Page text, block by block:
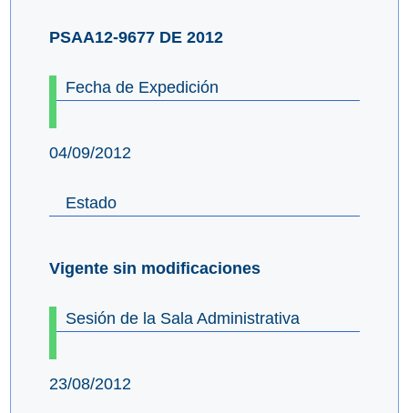
PSAA12-9677 DE 2012
Fecha de Expedición
04/09/2012
Estado
Vigente sin modificaciones
Sesión de la Sala Administrativa
23/08/2012